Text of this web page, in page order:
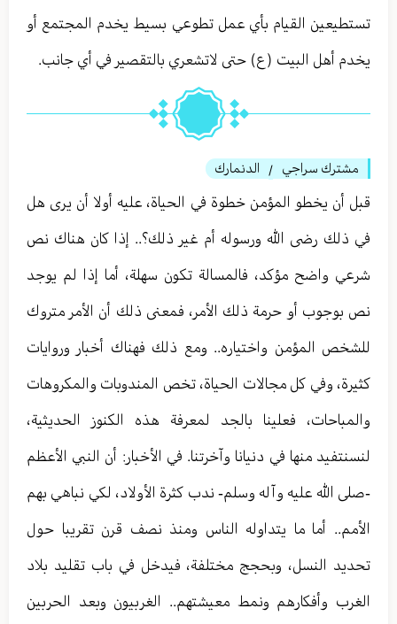
تستطيعين القيام بأي عمل تطوعي بسيط يخدم المجتمع أو
يخدم أهل البيت (ع) حتى لاتشعري بالتقصير في أي جانب.
مشترك سراجي / الدنمارك
قبل أن يخطو المؤمن خطوة في الحياة، عليه أولا أن يرى هل
في ذلك رضى الله ورسوله أم غير ذلك؟.. إذا كان هناك نص
شرعي واضح مؤكد، فالمسالة تكون سهلة، أما إذا لم يوجد
نص بوجوب أو حرمة ذلك الأمر، فمعنى ذلك أن الأمر متروك
للشخص المؤمن واختياره.. ومع ذلك فهناك أخبار وروايات
كثيرة، وفي كل مجالات الحياة، تخص المندوبات والمكروهات
والمباحات، فعلينا بالجد لمعرفة هذه الكنوز الحديثية،
لنسنتفيد منها في دنيانا وآخرتنا. في الأخبار: أن النبي الأعظم
-صلى الله عليه وآله وسلم- ندب كثرة الأولاد، لكي نباهي بهم
الأمم.. أما ما يتداوله الناس ومنذ نصف قرن تقريبا حول
تحديد النسل، وبحجج مختلفة، فيدخل في باب تقليد بلاد
الغرب وأفكارهم ونمط معيشتهم.. الغربيون وبعد الحربين